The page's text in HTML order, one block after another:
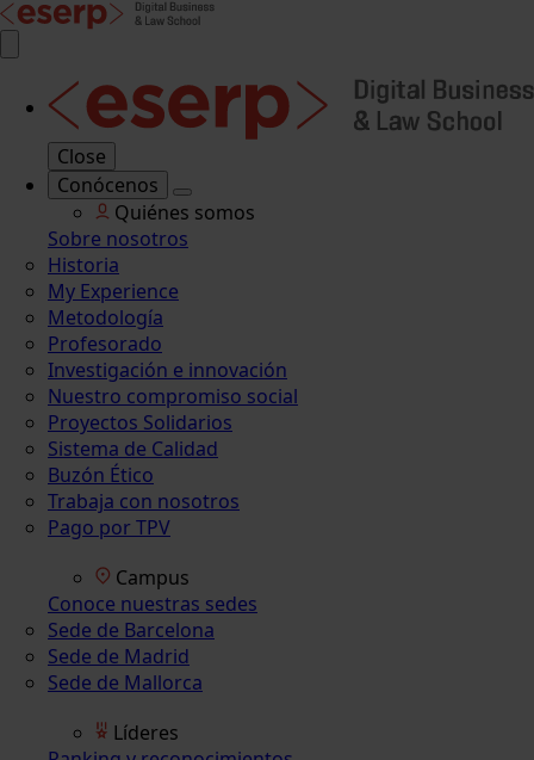
Close
Conócenos
Quiénes somos
Sobre nosotros
Historia
My Experience
Metodología
Profesorado
Investigación e innovación
Nuestro compromiso social
Proyectos Solidarios
Sistema de Calidad
Buzón Ético
Trabaja con nosotros
Pago por TPV
Campus
Conoce nuestras sedes
Sede de Barcelona
Sede de Madrid
Sede de Mallorca
Líderes